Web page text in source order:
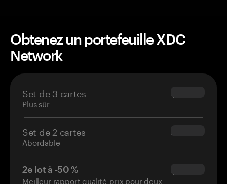
Obtenez un portefeuille XDC
Network
Set de 3 cartes
Plus sûr
$69.90
Set de 2 cartes
Abordable
$54.90
2e lot à -50 %
Meilleur rapport qualité-prix pour deux
$34.95